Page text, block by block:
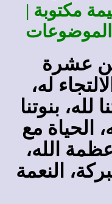
مكتوبة |
عشرة
له،
لله، بنوتنا
الحياة مع
عظمة الله،
النعمة